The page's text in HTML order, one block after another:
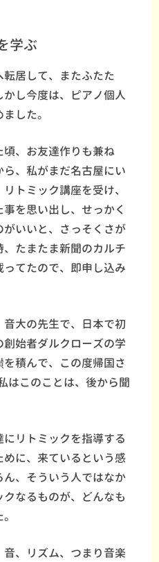
学ぶ
居して、またふたた
し今度は、ピアノ個人
した。
、お友達作りも兼ね
、私がまだ名古屋にい
トミック講座を受け、
を思い出し、せっかく
いいと、さっそくさが
たまたま新聞のカルチ
てたので、即申し込み
大の先生で、日本で初
始者ダルクローズの学
積んで、この度帰国さ
はこのことは、後から聞
リトミックを指導する
に、来ているという感
、そういう人ではなか
なるものが、どんなも
、リズム、つまり音楽